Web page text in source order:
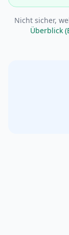
Nicht sicher,
Überblick